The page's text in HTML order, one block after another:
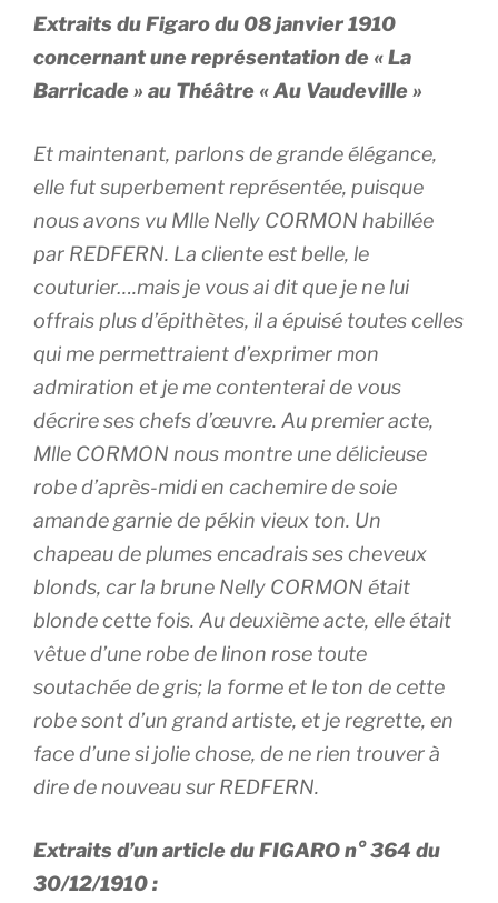
Extraits du Figaro du 08 janvier 1910
concernant une représentation de « La
Barricade » au Théâtre « Au Vaudeville »
Et maintenant, parlons de grande élégance,
elle fut superbement représentée, puisque
nous avons vu Mlle Nelly CORMON habillée
par REDFERN. La cliente est belle, le
couturier….mais je vous ai dit que je ne lui
offrais plus d’épithètes, il a épuisé toutes celles
qui me permettraient d’exprimer mon
admiration et je me contenterai de vous
décrire ses chefs d’œuvre. Au premier acte,
Mlle CORMON nous montre une délicieuse
robe d’après-midi en cachemire de soie
amande garnie de pékin vieux ton. Un
chapeau de plumes encadrais ses cheveux
blonds, car la brune Nelly CORMON était
blonde cette fois. Au deuxième acte, elle était
vêtue d’une robe de linon rose toute
soutachée de gris; la forme et le ton de cette
robe sont d’un grand artiste, et je regrette, en
face d’une si jolie chose, de ne rien trouver à
dire de nouveau sur REDFERN.
Extraits d’un article du FIGARO n° 364 du
30/12/1910 :